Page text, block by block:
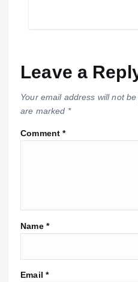
Leave a
Your email address will not
are marked *
Comment*
Name *
Email *